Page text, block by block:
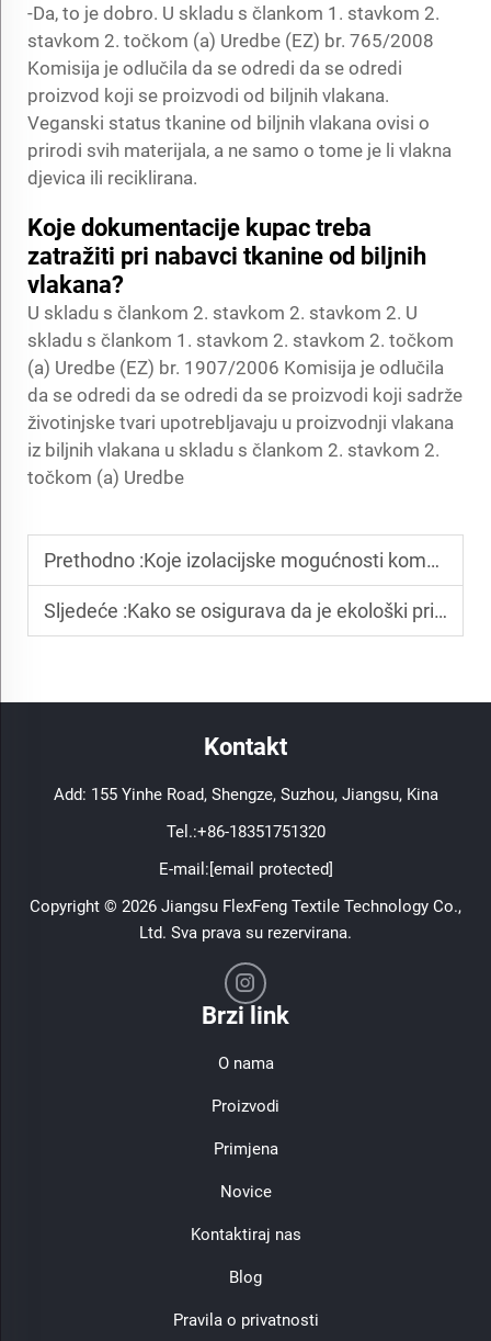
-Da, to je dobro. U skladu s člankom 1. stavkom 2.
stavkom 2. točkom (a) Uredbe (EZ) br. 765/2008
Komisija je odlučila da se odredi da se odredi
proizvod koji se proizvodi od biljnih vlakana.
Veganski status tkanine od biljnih vlakana ovisi o
prirodi svih materijala, a ne samo o tome je li vlakna
djevica ili reciklirana.
Koje dokumentacije kupac treba
zatražiti pri nabavci tkanine od biljnih
vlakana?
U skladu s člankom 2. stavkom 2. stavkom 2. U
skladu s člankom 1. stavkom 2. stavkom 2. točkom
(a) Uredbe (EZ) br. 1907/2006 Komisija je odlučila
da se odredi da se odredi da se proizvodi koji sadrže
životinjske tvari upotrebljavaju u proizvodnji vlakana
iz biljnih vlakana u skladu s člankom 2. stavkom 2.
točkom (a) Uredbe
Prethodno :Koje izolacijske mogućnosti kombiniraju vunu koja reguliše temperaturu s tehničkim slojevima?
Sljedeće :Kako se osigurava da je ekološki prihvatljiva tkanina u skladu s kriterijima učinkovitosti?
Kontakt
Add: 155 Yinhe Road, Shengze, Suzhou, Jiangsu, Kina
Tel.:+86-18351751320
E-mail:[email protected]
Copyright © 2026 Jiangsu FlexFeng Textile Technology Co.,
Ltd. Sva prava su rezervirana.
Brzi link
O nama
Proizvodi
Primjena
Novice
Kontaktiraj nas
Blog
Pravila o privatnosti